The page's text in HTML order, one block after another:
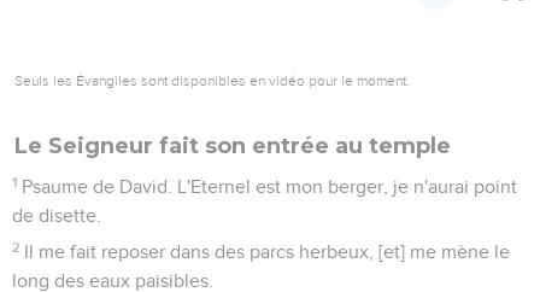
Seuls les Évangiles sont disponibles en vidéo pour le moment.
Le Seigneur fait son entrée au temple
1 Psaume de David. L'Eternel est mon berger, je n'aurai point
de disette.
2 Il me fait reposer dans des parcs herbeux, [et] me mène le
long des eaux paisibles.